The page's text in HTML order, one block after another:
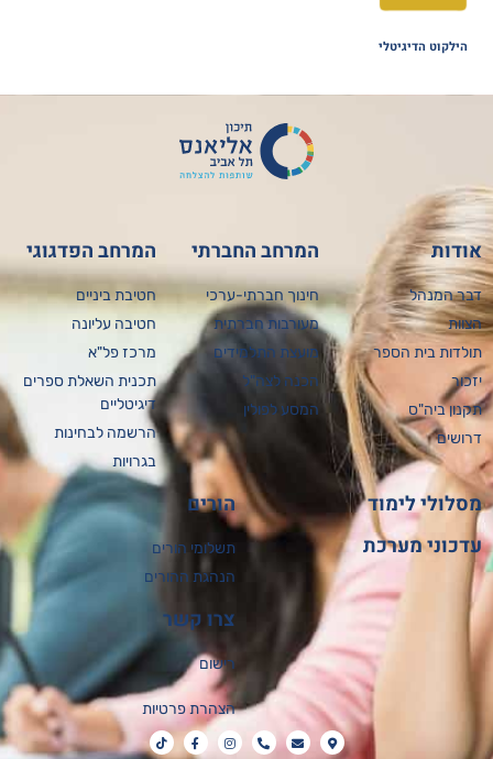
הילקוט הדיגיטלי
אודות
דבר המנהל
הצוות
תולדות בית הספר
יזכור
תקנון ביה"ס
דרושים
המרחב החברתי
חינוך חברתי-ערכי
מעורבות חברתית
מועצת התלמידים
הכנה לצה"ל
המסע לפולין
המרחב הפדגוגי
חטיבת ביניים
חטיבה עליונה
מרכז פל"א
תכנית השאלת ספרים
דיגיטליים
הרשמה לבחינות
בגרויות
מסלולי לימוד
עדכוני מערכת
הורים
תשלומי הורים
הנהגת ההורים
צרו קשר
רישום
הצהרת פרטיות